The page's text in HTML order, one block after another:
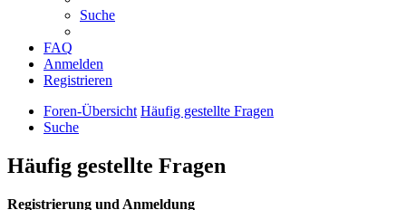
Suche
FAQ
Anmelden
Registrieren
Foren-Übersicht Häufig gestellte Fragen
Suche
Häufig gestellte Fragen
Registrierung und Anmeldung